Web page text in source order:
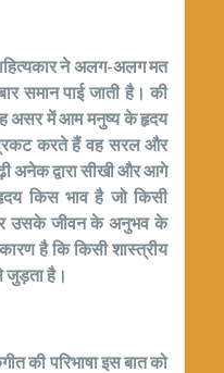
ने अलग-अलग मत
समान पाई जाती है। की
असर में आम मनुष्य के हृदय
करते हैं वह सरल और
अनेक द्वारा सीखी और आगे
किस भाव है जो किसी
उसके जीवन के अनुभव के
है कि किसी शास्त्रीय
जुड़ता है।
की परिभाषा इस बात को